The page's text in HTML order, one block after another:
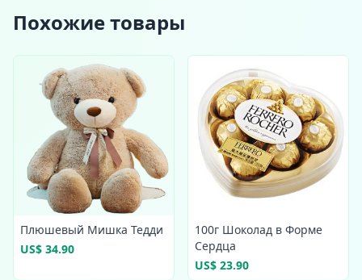
Похожие товары
Плюшевый Мишка Тедди
US$ 34.90
100г Шоколад в Форме
Сердца
US$ 23.90